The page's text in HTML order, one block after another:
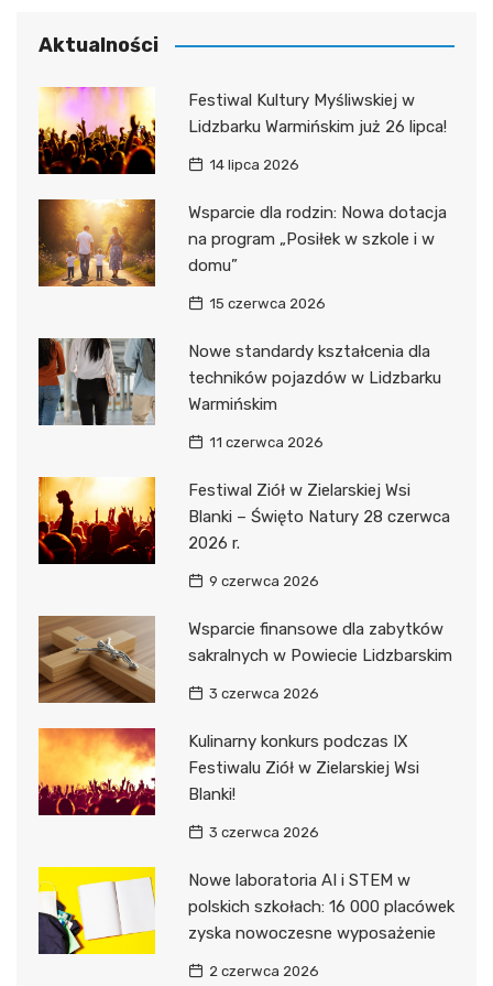
Aktualności
Festiwal Kultury Myśliwskiej w
Lidzbarku Warmińskim już 26 lipca!
14 lipca 2026
Wsparcie dla rodzin: Nowa dotacja
na program „Posiłek w szkole i w
domu”
15 czerwca 2026
Nowe standardy kształcenia dla
techników pojazdów w Lidzbarku
Warmińskim
11 czerwca 2026
Festiwal Ziół w Zielarskiej Wsi
Blanki – Święto Natury 28 czerwca
2026 r.
9 czerwca 2026
Wsparcie finansowe dla zabytków
sakralnych w Powiecie Lidzbarskim
3 czerwca 2026
Kulinarny konkurs podczas IX
Festiwalu Ziół w Zielarskiej Wsi
Blanki!
3 czerwca 2026
Nowe laboratoria AI i STEM w
polskich szkołach: 16 000 placówek
zyska nowoczesne wyposażenie
2 czerwca 2026